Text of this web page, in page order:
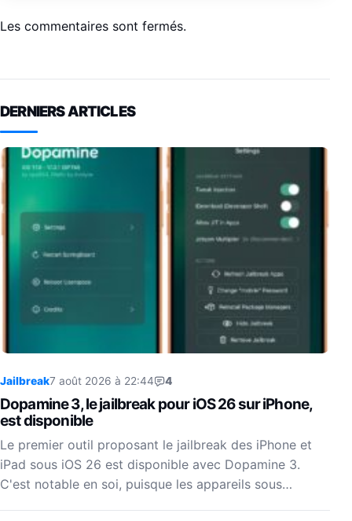
Les commentaires sont fermés.
DERNIERS ARTICLES
Jailbreak7 août 2026 à 22:44 4
Dopamine 3, le jailbreak pour iOS 26 sur iPhone,
est disponible
Le premier outil proposant le jailbreak des iPhone et
iPad sous iOS 26 est disponible avec Dopamine 3.
C'est notable en soi, puisque les appareils sous…